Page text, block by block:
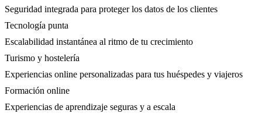
Seguridad integrada para proteger los datos de los clientes
Tecnología punta
Escalabilidad instantánea al ritmo de tu crecimiento
Turismo y hostelería
Experiencias online personalizadas para tus huéspedes y viajeros
Formación online
Experiencias de aprendizaje seguras y a escala